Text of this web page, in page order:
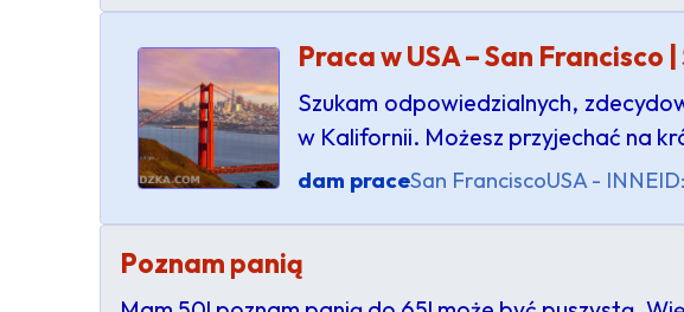
Praca w USA – San
Szukam odpowiedzialnych,
w Kalifornii. Możesz przyjechać na
dam praceSan FranciscoUSA - INNE
Poznam panią